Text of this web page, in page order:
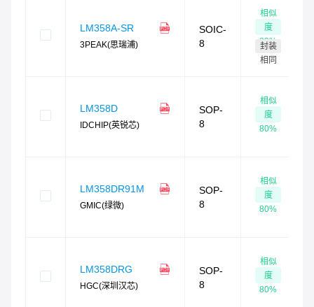
LM358A-SR
3PEAK(思瑞浦)
SOIC-
8
相似
度
80%
封装
相同
LM358D
IDCHIP(英锐芯)
SOP-
8
相似
度
80%
LM358DR91M
GMIC(绿微)
SOP-
8
相似
度
80%
LM358DRG
HGC(深圳汉芯)
SOP-
8
相似
度
80%